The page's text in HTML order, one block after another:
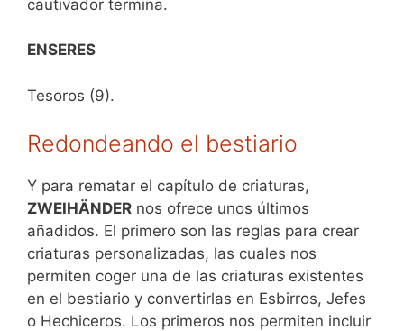
cautivador termina.
ENSERES
Tesoros (9).
Redondeando el bestiario
Y para rematar el capítulo de criaturas,
ZWEIHÄNDER nos ofrece unos últimos
añadidos. El primero son las reglas para crear
criaturas personalizadas, las cuales nos
permiten coger una de las criaturas existentes
en el bestiario y convertirlas en Esbirros, Jefes
o Hechiceros. Los primeros nos permiten incluir